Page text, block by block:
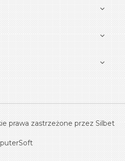
prawa zastrzeżone przez Silbet